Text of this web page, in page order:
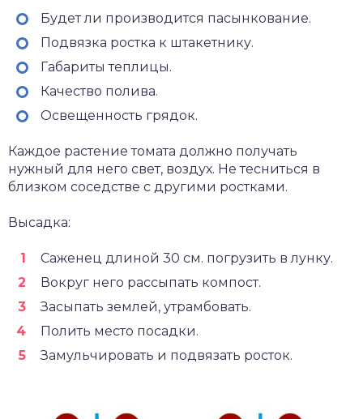
Будет ли производится пасынкование.
Подвязка ростка к штакетнику.
Габариты теплицы.
Качество полива.
Освещенность грядок.
Каждое растение томата должно получать
нужный для него свет, воздух. Не тесниться в
близком соседстве с другими ростками.
Высадка:
Саженец длиной 30 см. погрузить в лунку.
Вокруг него рассыпать компост.
Засыпать землей, утрамбовать.
Полить место посадки.
Замульчировать и подвязать росток.